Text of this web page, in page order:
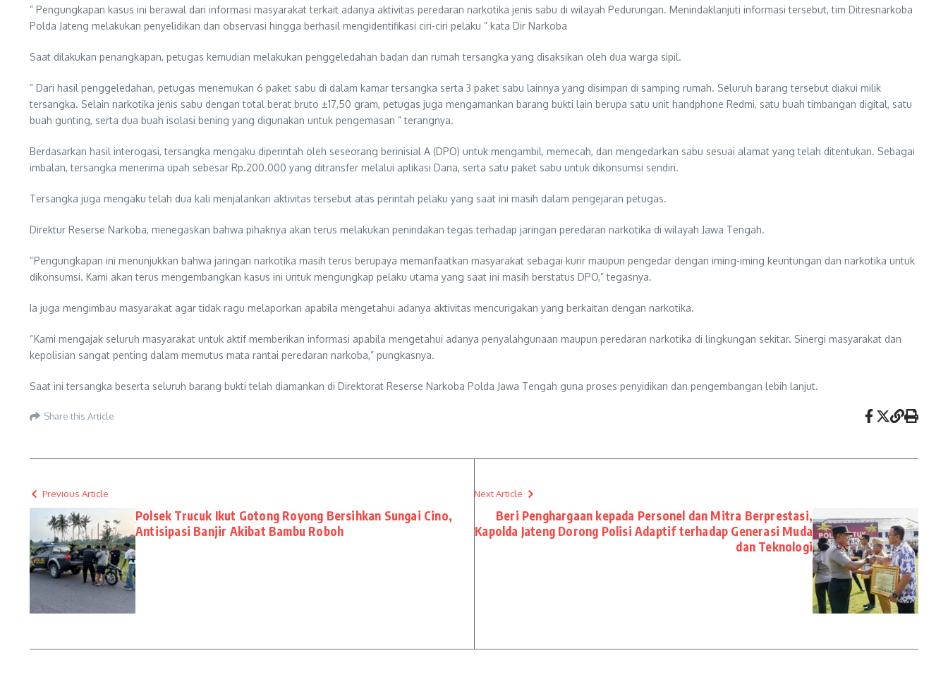
” Pengungkapan kasus ini berawal dari informasi masyarakat terkait adanya aktivitas peredaran narkotika jenis sabu di wilayah Pedurungan. Menindaklanjuti informasi tersebut, tim Ditresnarkoba
Polda Jateng melakukan penyelidikan dan observasi hingga berhasil mengidentifikasi ciri-ciri pelaku ” kata Dir Narkoba
Saat dilakukan penangkapan, petugas kemudian melakukan penggeledahan badan dan rumah tersangka yang disaksikan oleh dua warga sipil.
” Dari hasil penggeledahan, petugas menemukan 6 paket sabu di dalam kamar tersangka serta 3 paket sabu lainnya yang disimpan di samping rumah. Seluruh barang tersebut diakui milik
tersangka. Selain narkotika jenis sabu dengan total berat bruto ±17,50 gram, petugas juga mengamankan barang bukti lain berupa satu unit handphone Redmi, satu buah timbangan digital, satu
buah gunting, serta dua buah isolasi bening yang digunakan untuk pengemasan ” terangnya.
Berdasarkan hasil interogasi, tersangka mengaku diperintah oleh seseorang berinisial A (DPO) untuk mengambil, memecah, dan mengedarkan sabu sesuai alamat yang telah ditentukan. Sebagai
imbalan, tersangka menerima upah sebesar Rp.200.000 yang ditransfer melalui aplikasi Dana, serta satu paket sabu untuk dikonsumsi sendiri.
Tersangka juga mengaku telah dua kali menjalankan aktivitas tersebut atas perintah pelaku yang saat ini masih dalam pengejaran petugas.
Direktur Reserse Narkoba, menegaskan bahwa pihaknya akan terus melakukan penindakan tegas terhadap jaringan peredaran narkotika di wilayah Jawa Tengah.
“Pengungkapan ini menunjukkan bahwa jaringan narkotika masih terus berupaya memanfaatkan masyarakat sebagai kurir maupun pengedar dengan iming-iming keuntungan dan narkotika untuk
dikonsumsi. Kami akan terus mengembangkan kasus ini untuk mengungkap pelaku utama yang saat ini masih berstatus DPO,” tegasnya.
Ia juga mengimbau masyarakat agar tidak ragu melaporkan apabila mengetahui adanya aktivitas mencurigakan yang berkaitan dengan narkotika.
“Kami mengajak seluruh masyarakat untuk aktif memberikan informasi apabila mengetahui adanya penyalahgunaan maupun peredaran narkotika di lingkungan sekitar. Sinergi masyarakat dan
kepolisian sangat penting dalam memutus mata rantai peredaran narkoba,” pungkasnya.
Saat ini tersangka beserta seluruh barang bukti telah diamankan di Direktorat Reserse Narkoba Polda Jawa Tengah guna proses penyidikan dan pengembangan lebih lanjut.
Share this Article
Previous Article
Polsek Trucuk Ikut Gotong Royong Bersihkan Sungai Cino,
Antisipasi Banjir Akibat Bambu Roboh
Next Article
Beri Penghargaan kepada Personel dan Mitra Berprestasi,
Kapolda Jateng Dorong Polisi Adaptif terhadap Generasi Muda
dan Teknologi